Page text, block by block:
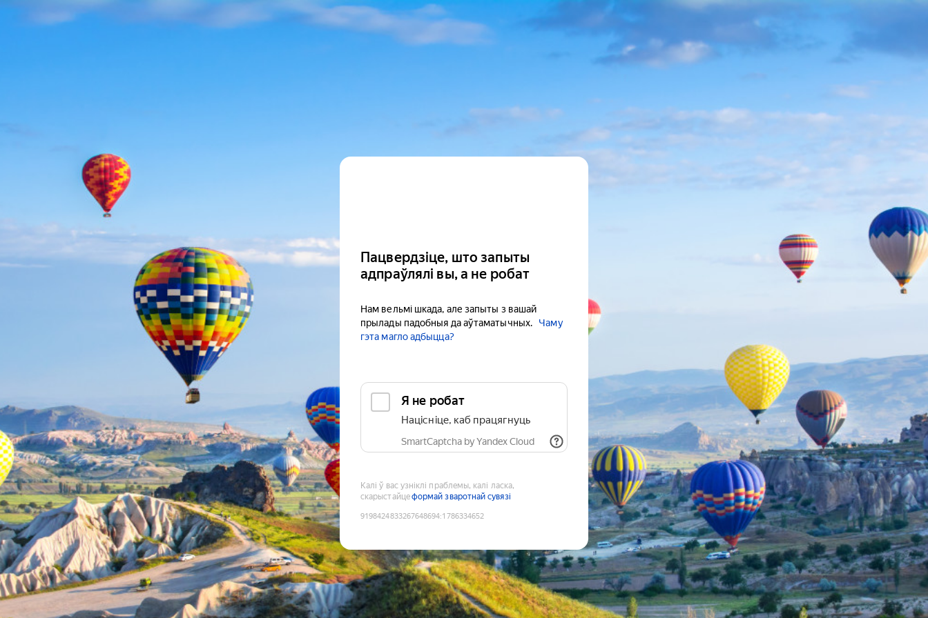
Пацвердзіце, што запыты
адпраўлялі вы, а не робат
Нам вельмі шкада, але запыты з вашай
прылады падобныя да аўтаматычных.
Чаму
гэта магло адбыцца?
Я не робат
Націсніце, каб працягнуць
SmartCaptcha by Yandex Cloud
Калі ў вас узніклі праблемы, калі ласка,
скарыстайцеформай зваротнай сувязі
9198424833267648694:1786334652